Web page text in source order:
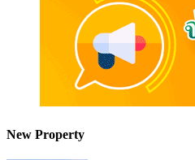
New Property